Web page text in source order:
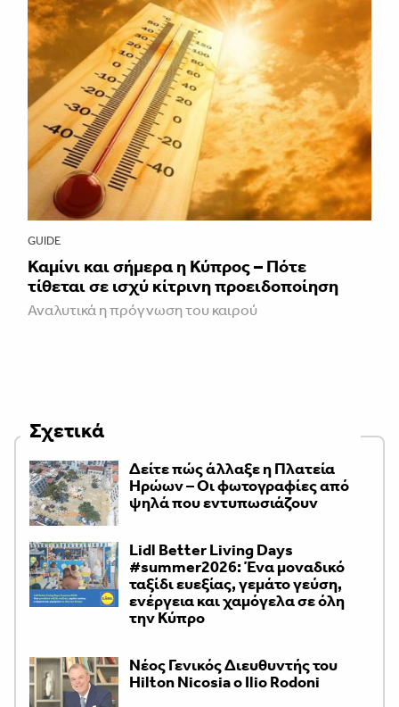
GUIDE
Καμίνι και σήμερα η Κύπρος – Πότε
τίθεται σε ισχύ κίτρινη προειδοποίηση
Αναλυτικά η πρόγνωση του καιρού
Σχετικά
Δείτε πώς άλλαξε η Πλατεία
Ηρώων – Οι φωτογραφίες από
ψηλά που εντυπωσιάζουν
Lidl Better Living Days
#summer2026: Ένα μοναδικό
ταξίδι ευεξίας, γεμάτο γεύση,
ενέργεια και χαμόγελα σε όλη
την Κύπρο
Νέος Γενικός Διευθυντής του
Hilton Nicosia ο Ilio Rodoni